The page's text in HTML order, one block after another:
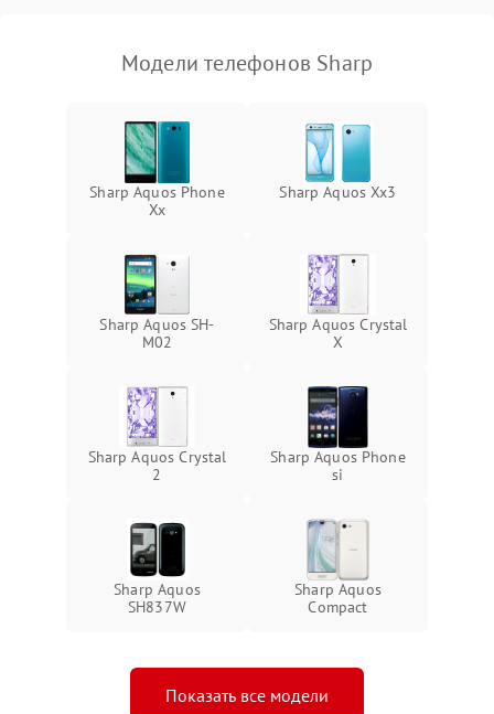
Модели телефонов Sharp
Sharp Aquos Phone
Xx
Sharp Aquos Xx3
Sharp Aquos SH-
M02
Sharp Aquos Crystal
X
Sharp Aquos Crystal
2
Sharp Aquos Phone
si
Sharp Aquos
SH837W
Sharp Aquos
Compact
Показать все модели